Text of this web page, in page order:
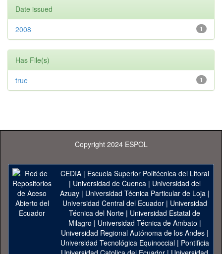
Date issued
1
2008
Has File(s)
1
true
Copyright 2024 ESPOL
CEDIA| Escuela Superior Politécnica del Litoral
| Universidad de Cuenca| Universidad del
Azuay| Universidad Técnica Particular de Loja|
Universidad Central del Ecuador| Universidad
Técnica del Norte | Universidad Estatal de
Milagro | Universidad Técnica de Ambato |
Universidad Regional Autónoma de los Andes|
Universidad Tecnológica Equinoccial| Pontificia